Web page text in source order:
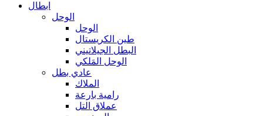
ابطال
الوحل
الوحل
طين الكريستال
البطل الجيلاتيني
الوحل المَلكي
عادي بطل
الملاك
رامية بارعة
عملاق التل